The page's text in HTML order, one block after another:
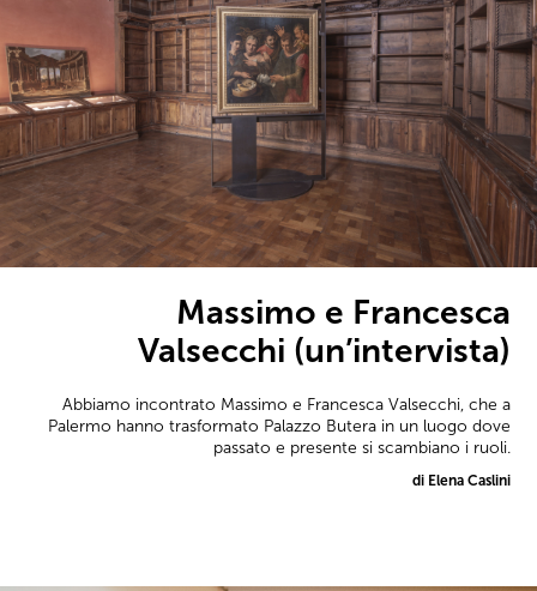
Massimo e Francesca
Valsecchi (un’intervista)
Abbiamo incontrato Massimo e Francesca Valsecchi, che a
Palermo hanno trasformato Palazzo Butera in un luogo dove
passato e presente si scambiano i ruoli.
di Elena Caslini